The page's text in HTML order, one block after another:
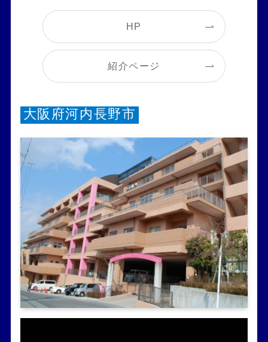
HP
紹介ページ
大阪府河内長野市